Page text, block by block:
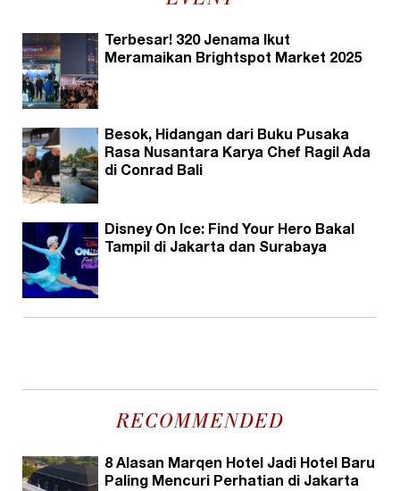
Terbesar! 320 Jenama Ikut
Meramaikan Brightspot Market 2025
Besok, Hidangan dari Buku Pusaka
Rasa Nusantara Karya Chef Ragil Ada
di Conrad Bali
Disney On Ice: Find Your Hero Bakal
Tampil di Jakarta dan Surabaya
RECOMMENDED
8 Alasan Marqen Hotel Jadi Hotel Baru
Paling Mencuri Perhatian di Jakarta